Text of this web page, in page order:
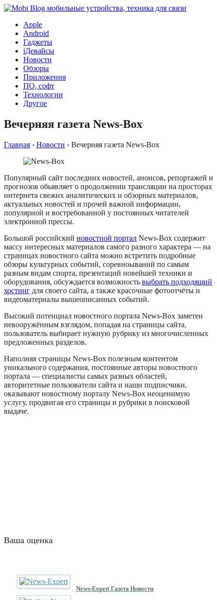
Apple
Android
Гаджеты
iДевайсы
Новости
Обзоры
Приложения
ПО, софт
Технологии
Другое
Вечерняя газета News-Box
Главная › Новости › Вечерняя газета News-Box
Популярный сайт последних новостей, анонсов, репортажей и
прогнозов обьявляет о продолжении трансляции на просторах
интернета свежих аналитических и обзорных материалов,
актуальных новостей и прочей важной информации,
популярной и востребованной у постоянных читателей
электронной прессы.
Большой российский новостной портал News-Box содержит
массу интересных материалов самого разного характера — на
страницах новостного сайта можно встретить подробные
обзоры культурных событий, соревноываний по самым
разным видам спорта, презентаций новейшей техники и
оборудования, обсуждается возможность выбрать подходящий
хостинг для своего сайта, а также красочные фотоотчёты и
видеоматериалы вышеописанных событий.
Высокий потенциал новостного портала News-Box заметен
невооружённым взглядом, попадая на страницы сайта,
пользователь выбирает нужную рубрику из многочисленных
предложенных разделов.
Наполняя страницы News-Box полезным контентом
уникального содержания, постоянные авторы новостного
портала — специалисты самых разных областей,
авторитетные пользователи сайта и наши подписчики,
оказывают новостному порталу News-Box неоценимую
услугу, продвигая его страницы и рубрики в поисковой
выдаче.
Ваша оценка
News-Expert Газета Новости